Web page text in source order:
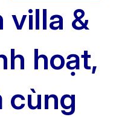
villa &
hoạt,
cùng